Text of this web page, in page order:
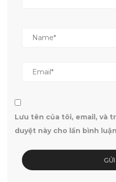
Lưu tên của tôi, email, và
duyệt này cho lần bình